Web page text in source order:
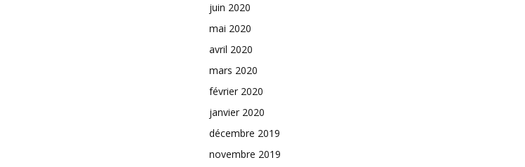
juin 2020
mai 2020
avril 2020
mars 2020
février 2020
janvier 2020
décembre 2019
novembre 2019